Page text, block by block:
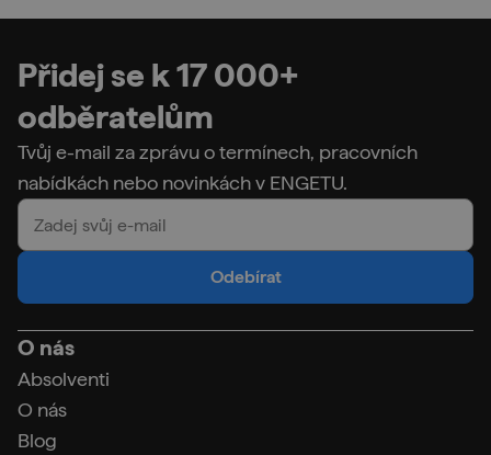
Přidej se k 17 000+
odběratelům
Tvůj e-mail za zprávu o termínech, pracovních
nabídkách nebo novinkách v ENGETU.
Odebírat
O nás
Absolventi
O nás
Blog